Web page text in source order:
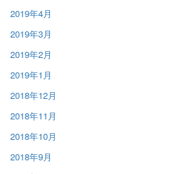
2019年4月
2019年3月
2019年2月
2019年1月
2018年12月
2018年11月
2018年10月
2018年9月